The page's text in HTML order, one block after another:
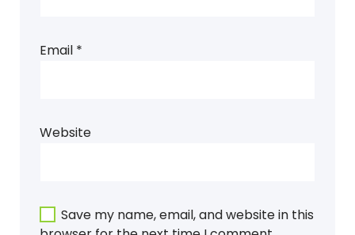
Email *
Website
Save my name, email, and website in this